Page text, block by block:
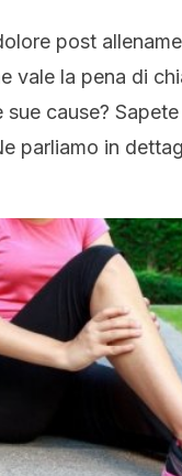
post
vale la pena di
sue cause?
parliamo in